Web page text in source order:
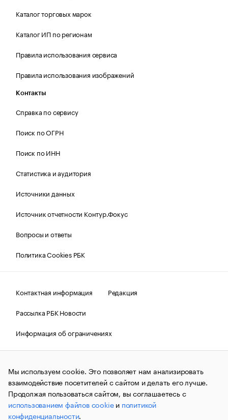
Каталог торговых марок
Каталог ИП по регионам
Правила использования сервиса
Правила использования изображений
Контакты
Справка по сервису
Поиск по ОГРН
Поиск по ИНН
Статистика и аудитория
Источники данных
Источник отчетности Контур.Фокус
Вопросы и ответы
Политика Cookies РБК
Контактная информация
Редакция
Рассылка РБК Новости
Информация об ограничениях
Правовая информация
О соблюдении авторских прав
© АО «РОСБИЗНЕСКОНСАЛТИНГ»,1995–2026.Сообщения
и материалы информационного агентства «РБК»
(зарегистрировано Федеральной службой по надзору в сфере
связи, информационных технологий и массовых
коммуникаций (Роскомнадзор) 09.12.2015 за номером ИА
№ФС77-63848) сопровождаются пометкой «РБК». Отдельные
Мы используем cookie. Это позволяет нам анализировать
взаимодействие посетителей с сайтом и делать его лучше.
Продолжая пользоваться сайтом, вы соглашаетесь с
использованием файлов cookieи политикой
конфиденциальности.